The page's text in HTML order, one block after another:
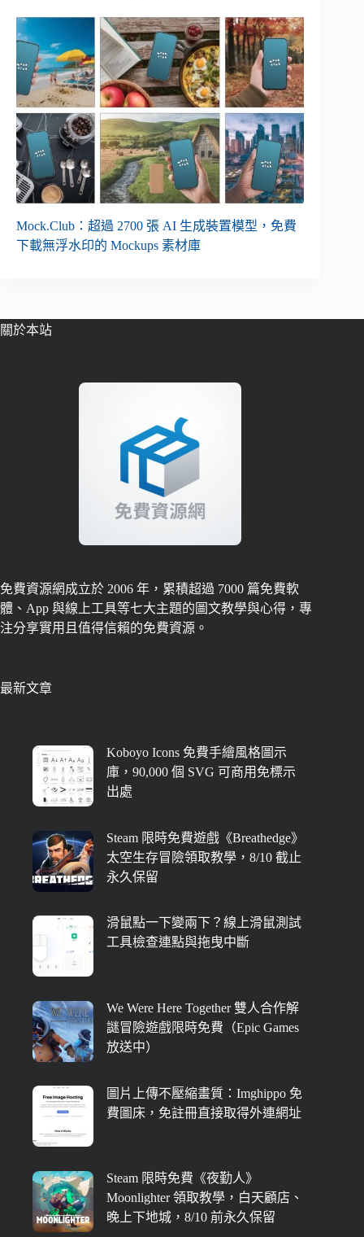
Mock.Club：超過 2700 張 AI 生成裝置模型，免費
下載無浮水印的 Mockups 素材庫
關於本站
免費資源網成立於 2006 年，累積超過 7000 篇免費軟
體、App 與線上工具等七大主題的圖文教學與心得，專
注分享實用且值得信賴的免費資源。
最新文章
Koboyo Icons 免費手繪風格圖示
庫，90,000 個 SVG 可商用免標示
出處
Steam 限時免費遊戲《Breathedge》
太空生存冒險領取教學，8/10 截止
永久保留
滑鼠點一下變兩下？線上滑鼠測試
工具檢查連點與拖曳中斷
We Were Here Together 雙人合作解
謎冒險遊戲限時免費（Epic Games
放送中）
圖片上傳不壓縮畫質：Imghippo 免
費圖床，免註冊直接取得外連網址
Steam 限時免費《夜勤人》
Moonlighter 領取教學，白天顧店、
晚上下地城，8/10 前永久保留